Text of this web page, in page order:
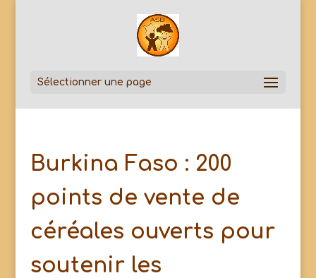
Sélectionner une page
Burkina Faso : 200
points de vente de
céréales ouverts pour
soutenir les